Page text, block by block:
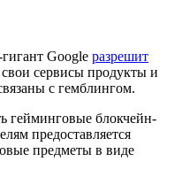
Google разрешит
свои сервисы продукты и
с гемблингом.
гейминговые блокчейн-
предоставляется
предметы в виде